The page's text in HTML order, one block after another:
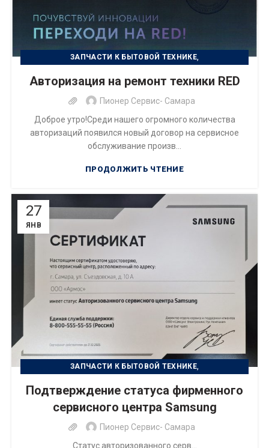
ЗАПЧАСТИ К БЫТОВОЙ ТЕХНИКЕ,
Авторизация на ремонт техники RED
Пионер Сервис- Самара
Доброе утро!Среди нашего огромного количества
авторизаций появился новый договор на сервисное
обслуживание произв...
ПРОДОЛЖИТЬ ЧТЕНИЕ
27
ЯНВ
ЗАПЧАСТИ К БЫТОВОЙ ТЕХНИКЕ,
РЕМОНТ ЦИФРОВОЙ ТЕХНИКИ
Подтверждение статуса фирменного
сервисного центра Samsung
Пионер Сервис- Самара
Статус авторизованного серв...